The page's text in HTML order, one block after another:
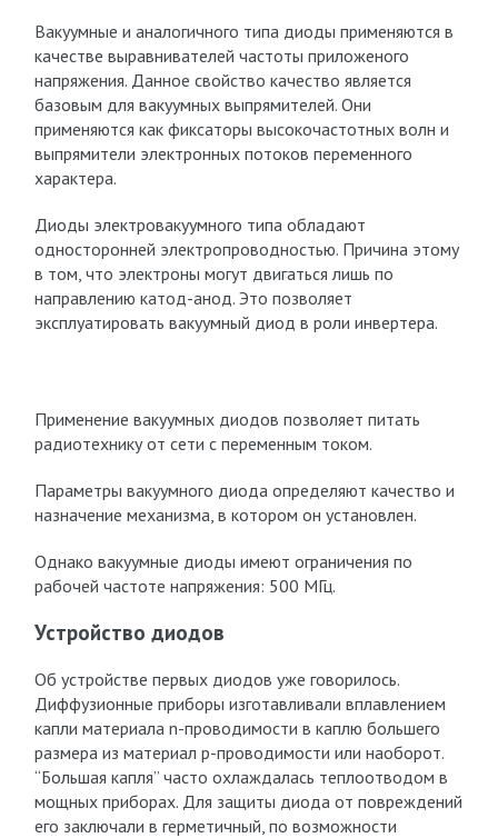
Вакуумные и аналогичного типа диоды применяются в
качестве выравнивателей частоты приложеного
напряжения. Данное свойство качество является
базовым для вакуумных выпрямителей. Они
применяются как фиксаторы высокочастотных волн и
выпрямители электронных потоков переменного
характера.
Диоды электровакуумного типа обладают
односторонней электропроводностью. Причина этому
в том, что электроны могут двигаться лишь по
направлению катод-анод. Это позволяет
эксплуатировать вакуумный диод в роли инвертера.
Применение вакуумных диодов позволяет питать
радиотехнику от сети с переменным током.
Параметры вакуумного диода определяют качество и
назначение механизма, в котором он установлен.
Однако вакуумные диоды имеют ограничения по
рабочей частоте напряжения: 500 МГц.
Устройство диодов
Об устройстве первых диодов уже говорилось.
Диффузионные приборы изготавливали вплавлением
капли материала n-проводимости в каплю большего
размера из материал p-проводимости или наоборот.
“Большая капля” часто охлаждалась теплоотводом в
мощных приборах. Для защиты диода от повреждений
его заключали в герметичный, по возможности